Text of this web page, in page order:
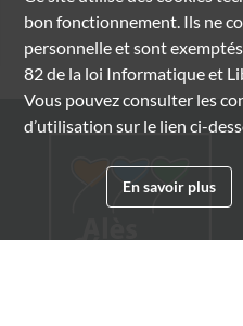
bon fonctionnement. Ils ne
personnelle et sont
82 de la loi Informatique et
Vous pouvez consulter les
d’utilisation sur le lien ci-
En savoir plus